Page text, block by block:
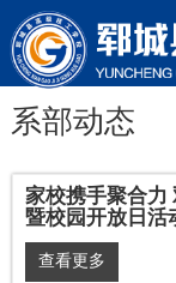
系部动态
家校携手聚合力
暨校园开放日活
查看更多